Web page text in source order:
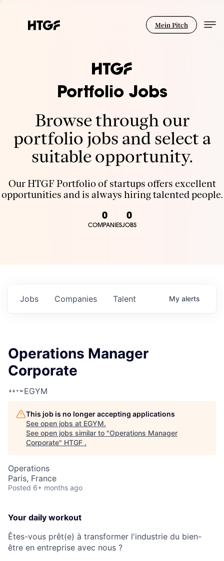
Mein Pitch
Portfolio Jobs
Browse through our
portfolio jobs and select a
suitable opportunity.
Our HTGF Portfolio of startups offers excellent
opportunities and is always hiring talented people.
0
COMPANIES
0
JOBS
Jobs Companies Talent My alerts
Operations Manager
Corporate
EGYM
This job is no longer accepting applications
See open jobs at EGYM.
See open jobs similar to "Operations Manager
Corporate" HTGF .
Operations
Paris, France
Posted 6+ months ago
Your daily workout
Êtes-vous prêt(e) à transformer l'industrie du bien-
être en entreprise avec nous ?